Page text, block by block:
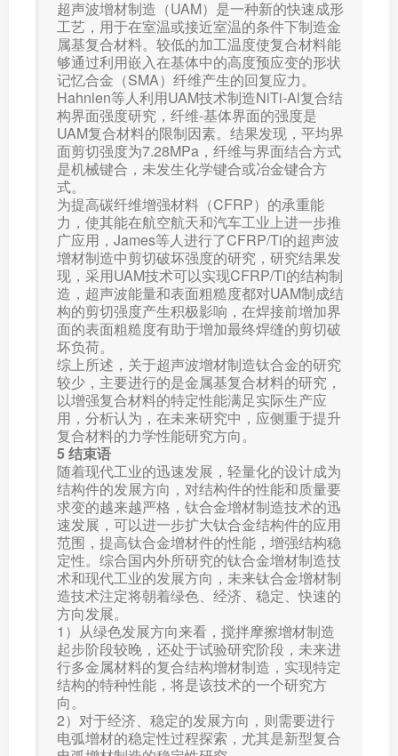
超声波增材制造（UAM）是一种新的快速成形
工艺，用于在室温或接近室温的条件下制造金
属基复合材料。较低的加工温度使复合材料能
够通过利用嵌入在基体中的高度预应变的形状
记忆合金（SMA）纤维产生的回复应力。
Hahnlen等人利用UAM技术制造NiTi-Al复合结
构界面强度研究，纤维-基体界面的强度是
UAM复合材料的限制因素。结果发现，平均界
面剪切强度为7.28MPa，纤维与界面结合方式
是机械键合，未发生化学键合或冶金键合方
式。
为提高碳纤维增强材料（CFRP）的承重能
力，使其能在航空航天和汽车工业上进一步推
广应用，James等人进行了CFRP/Ti的超声波
增材制造中剪切破坏强度的研究，研究结果发
现，采用UAM技术可以实现CFRP/Ti的结构制
造，超声波能量和表面粗糙度都对UAM制成结
构的剪切强度产生积极影响，在焊接前增加界
面的表面粗糙度有助于增加最终焊缝的剪切破
坏负荷。
综上所述，关于超声波增材制造钛合金的研究
较少，主要进行的是金属基复合材料的研究，
以增强复合材料的特定性能满足实际生产应
用，分析认为，在未来研究中，应侧重于提升
复合材料的力学性能研究方向。
5 结束语
随着现代工业的迅速发展，轻量化的设计成为
结构件的发展方向，对结构件的性能和质量要
求变的越来越严格，钛合金增材制造技术的迅
速发展，可以进一步扩大钛合金结构件的应用
范围，提高钛合金增材件的性能，增强结构稳
定性。综合国内外所研究的钛合金增材制造技
术和现代工业的发展方向，未来钛合金增材制
造技术注定将朝着绿色、经济、稳定、快速的
方向发展。
1）从绿色发展方向来看，搅拌摩擦增材制造
起步阶段较晚，还处于试验研究阶段，未来进
行多金属材料的复合结构增材制造，实现特定
结构的特种性能，将是该技术的一个研究方
向。
2）对于经济、稳定的发展方向，则需要进行
电弧增材的稳定性过程探索，尤其是新型复合